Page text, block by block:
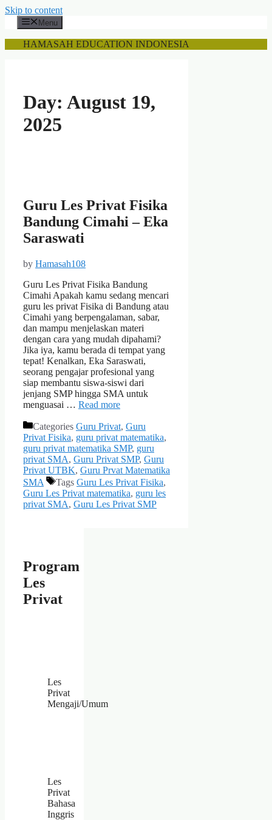
Skip to content
Menu
HAMASAH EDUCATION INDONESIA
Day: August 19,
2025
Guru Les Privat Fisika
Bandung Cimahi – Eka
Saraswati
by Hamasah108
Guru Les Privat Fisika Bandung
Cimahi Apakah kamu sedang mencari
guru les privat Fisika di Bandung atau
Cimahi yang berpengalaman, sabar,
dan mampu menjelaskan materi
dengan cara yang mudah dipahami?
Jika iya, kamu berada di tempat yang
tepat! Kenalkan, Eka Saraswati,
seorang pengajar profesional yang
siap membantu siswa-siswi dari
jenjang SMP hingga SMA untuk
menguasai … Read more
Categories Guru Privat, Guru
Privat Fisika, guru privat matematika,
guru privat matematika SMP, guru
privat SMA, Guru Privat SMP, Guru
Privat UTBK, Guru Prvat Matematika
SMA
Tags Guru Les Privat Fisika,
Guru Les Privat matematika, guru les
privat SMA, Guru Les Privat SMP
Program
Les
Privat
Les
Privat
Mengaji/Umum
Les
Privat
Bahasa
Inggris